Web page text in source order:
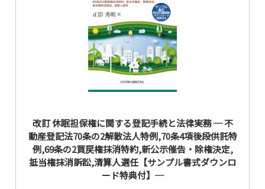
改訂 休眠担保権に関する登記手続と法律実務 ─ 不
動産登記法70条の2解散法人特例,70条4項後段供託特
例,69条の2買戻権抹消特約,新公示催告・除権決定,
抵当権抹消訴訟,清算人選任【サンプル書式ダウンロ
ード特典付】─